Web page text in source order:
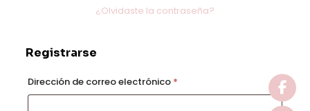
¿Olvidaste la contraseña?
Registrarse
Dirección de correo electrónico *Obligatorio